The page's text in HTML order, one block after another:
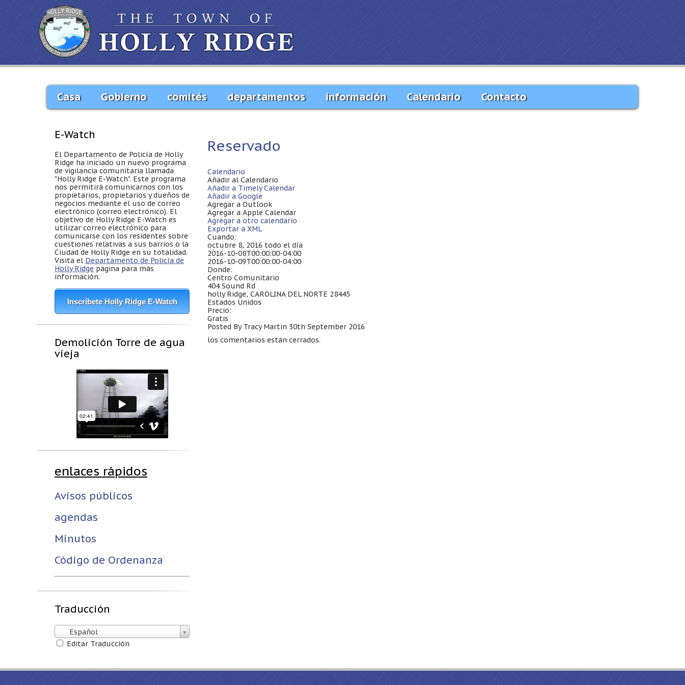
Casa Gobierno comités departamentos información Calendario Contacto
E-Watch
El Departamento de Policía de Holly
Ridge ha iniciado un nuevo programa
de vigilancia comunitaria llamada
"Holly Ridge E-Watch". Este programa
nos permitirá comunicarnos con los
propietarios, propietarios y dueños de
negocios mediante el uso de correo
electrónico (correo electrónico). El
objetivo de Holly Ridge E-Watch es
utilizar correo electrónico para
comunicarse con los residentes sobre
cuestiones relativas a sus barrios o la
Ciudad de Holly Ridge en su totalidad.
Visita el Departamento de Policía de
Holly Ridge página para más
información.
Inscríbete Holly Ridge E-Watch
Demolición Torre de agua
vieja
enlaces rápidos
Avisos públicos
agendas
Minutos
Código de Ordenanza
Traducción
Español
Editar Traducción
Reservado
Calendario
Añadir al Calendario
Añadir a Timely Calendar
Añadir a Google
Agregar a Outlook
Agregar a Apple Calendar
Agregar a otro calendario
Exportar a XML
Cuando:
octubre 8, 2016 todo el día
2016-10-08T00:00:00-04:00
2016-10-09T00:00:00-04:00
Donde:
Centro Comunitario
404 Sound Rd
holly Ridge, CAROLINA DEL NORTE 28445
Estados Unidos
Precio:
Gratis
Posted By Tracy Martin 30th September 2016
los comentarios están cerrados.